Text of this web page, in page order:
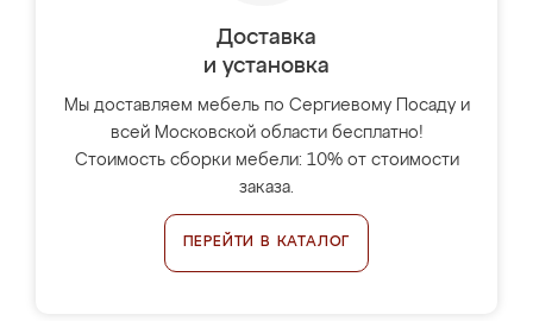
Доставка
и установка
Мы доставляем мебель по Сергиевому Посаду и
всей Московской области бесплатно!
Стоимость сборки мебели: 10% от стоимости
заказа.
ПЕРЕЙТИ В КАТАЛОГ